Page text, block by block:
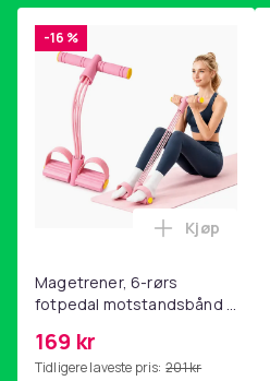
-16 %
Magetrener, 6-rørs
fotpedal motstandsbånd -
yoga og
hjemmegymnastikk Pink
169 kr
Tidligere laveste pris: 201 kr
Legg
Kjøp